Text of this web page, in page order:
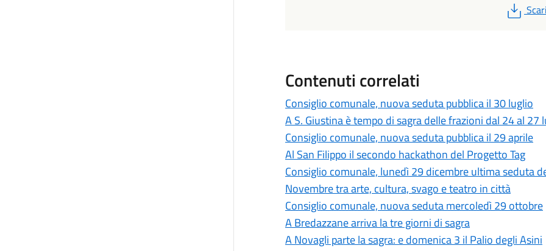
PDF
Contenuti correlati
Consiglio comunale, nuova seduta pubblica il 30 luglio
A S. Giustina è tempo di sagra delle frazioni dal 24 al 27
Consiglio comunale, nuova seduta pubblica il 29 aprile
Al San Filippo il secondo hackathon del Progetto Tag
Consiglio comunale, lunedì 29 dicembre ultima seduta
Novembre tra arte, cultura, svago e teatro in città
Consiglio comunale, nuova seduta mercoledì 29 ottobre
A Bredazzane arriva la tre giorni di sagra
A Novagli parte la sagra: e domenica 3 il Palio degli Asini